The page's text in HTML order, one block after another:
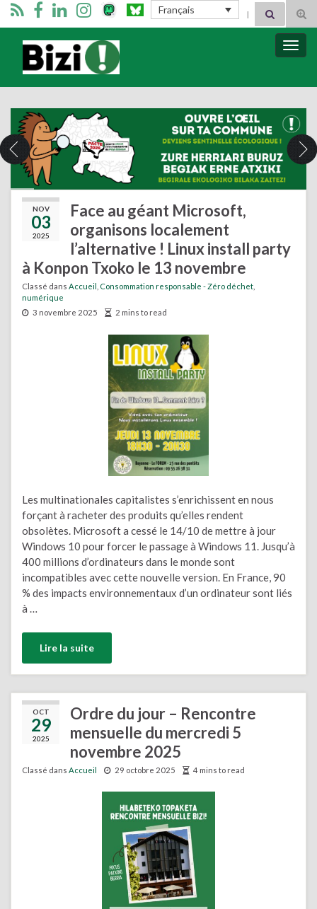
Français Search for:
Bizimugi
NOV
03
2025
Face au géant Microsoft,
organisons localement
l’alternative ! Linux install party
à Konpon Txoko le 13 novembre
Classé dans Accueil Consommation responsable - Zéro déchet
numérique
3 novembre 2025
2 mins to read
Les multinationales capitalistes s’enrichissent en nous
forçant à racheter des produits qu’elles rendent
obsolètes. Microsoft a cessé le 14/10 de mettre à jour
Windows 10 pour forcer le passage à Windows 11. Jusqu’à
400 millions d’ordinateurs dans le monde sont
incompatibles avec cette nouvelle version. En France, 90
% des impacts environnementaux d’un ordinateur sont liés
à …
Lire la suite
OCT
29
2025
Ordre du jour – Rencontre
mensuelle du mercredi 5
novembre 2025
Classé dans Accueil 29 octobre 2025 4 mins to read